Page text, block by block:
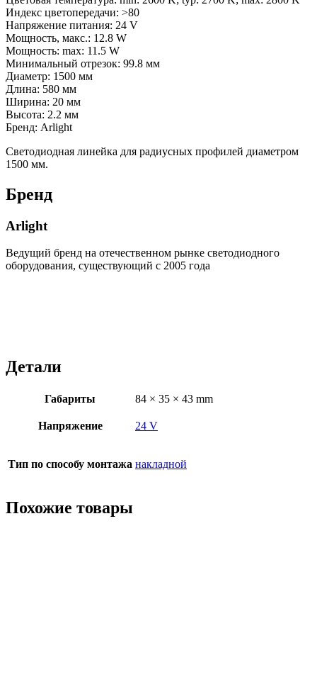
Индекс цветопередачи: >80
Напряжение питания: 24 V
Мощность, макс.: 12.8 W
Мощность: max: 11.5 W
Минимальный отрезок: 99.8 мм
Диаметр: 1500 мм
Длина: 580 мм
Ширина: 20 мм
Высота: 2.2 мм
Бренд: Arlight
Светодиодная линейка для радиусных профилей диаметром
1500 мм.
Бренд
Arlight
Ведущий бренд на отечественном рынке светодиодного
оборудования, существующий с 2005 года
Детали
Габариты 84 × 35 × 43 mm
Напряжение 24 V
Тип по способу монтажа накладной
Похожие товары